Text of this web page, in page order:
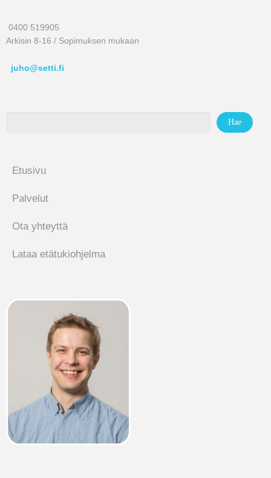
0400 519905
Arkisin 8-16 / Sopimuksen mukaan
juho@setti.fi
Etusivu
Palvelut
Ota yhteyttä
Lataa etätukiohjelma